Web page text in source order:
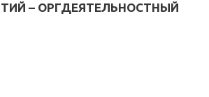
– ОРГДЕЯТЕЛЬНОСТНЫЙ